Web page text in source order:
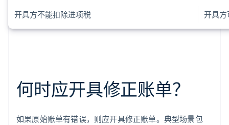
开具方不能扣除进项税 开具
何时应开具修正账单？
如果原始账单有错误，则应开具修正账单。典型场景包